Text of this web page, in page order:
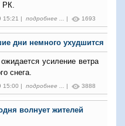
РК.
15:21 | подробнее ... | 1693
дни немного ухудшится
усиление ветра
снега.
15:00 | подробнее ... | 3888
волнует жителей